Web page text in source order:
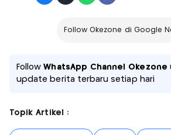
Follow Okezone di Google
FollowWhatsApp Channel Okezone
update berita terbaru setiap hari
Topik Artikel :